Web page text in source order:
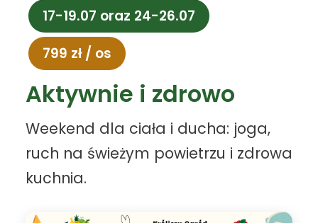
17-19.07 oraz 24-26.07
799 zł / os
Aktywnie i zdrowo
Weekend dla ciała i ducha: joga,
ruch na świeżym powietrzu i zdrowa
kuchnia.